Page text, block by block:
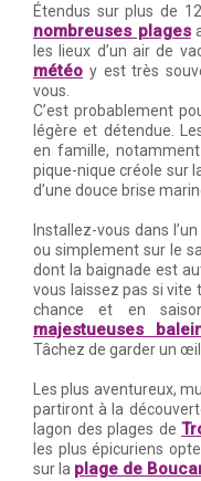
Étendus sur plus de
nombreuses plages
les lieux d’un air de
météo y est très
vous.
C’est probablement
légère et détendue.
en famille,
pique-nique créole sur
d’une douce brise
Installez-vous dans
ou simplement sur le
dont la baignade est
vous laissez pas si vite
chance et en
majestueuses
Tâchez de garder un
Les plus aventureux,
partiront à la
lagon des plages de
les plus épicuriens
sur la plage de